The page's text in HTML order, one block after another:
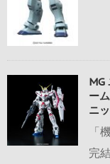
MG
ー
ニ
「
完